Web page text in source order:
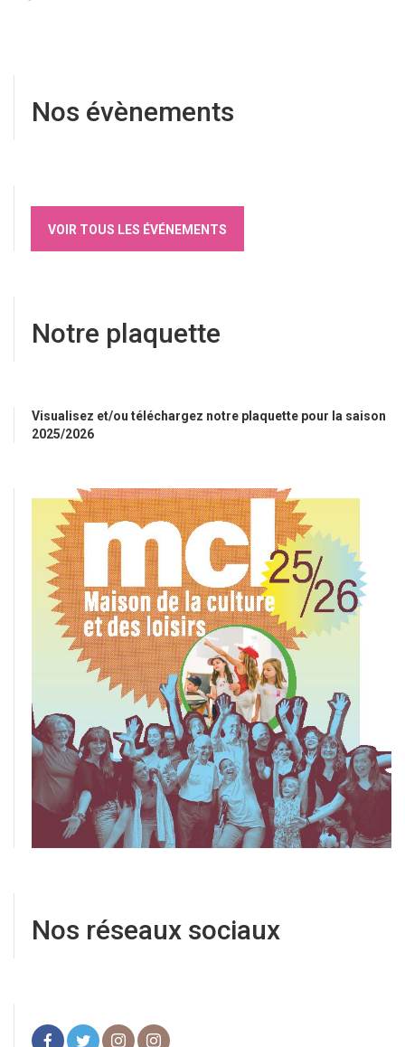
Nos évènements
VOIR TOUS LES ÉVÉNEMENTS
Notre plaquette
Visualisez et/ou téléchargez notre plaquette pour la saison
2025/2026
Nos réseaux sociaux